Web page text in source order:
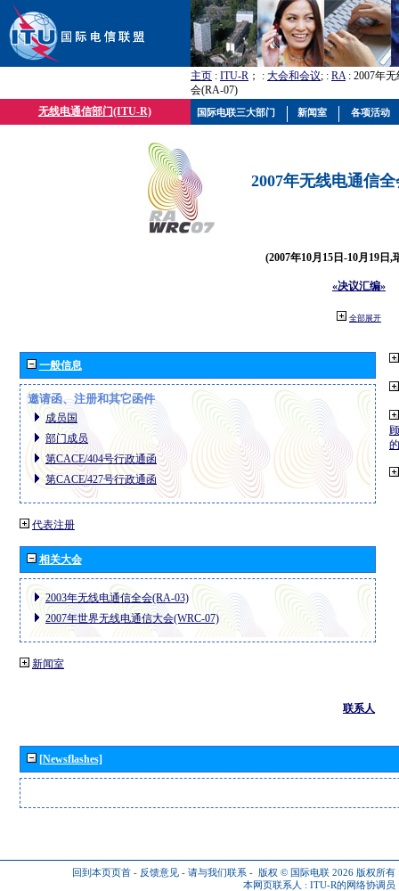
主页 : ITU-R ； : 大会和会议; : RA: 2007年
会(RA-07)
无线电通信部门(ITU-R)
2007年无线电通信
(2007年10月15日-10月19日,
«决议汇编»
全部展开
一般信息
邀请函、注册和其它函件
成员国
部门成员
第CACE/404号行政通函
第CACE/427号行政通函
代表注册
相关大会
2003年无线电通信全会(RA-03)
2007年世界无线电通信大会(WRC-07)
新闻室
联系人
[Newsflashes]
回到本页页首 - 反馈意见 - 请与我们联系 - 版权 © 国际电联 2026 版权所有
本网页联系人 : ITU-R的网络协调员
国际电联三大部门 新闻室 各项活动